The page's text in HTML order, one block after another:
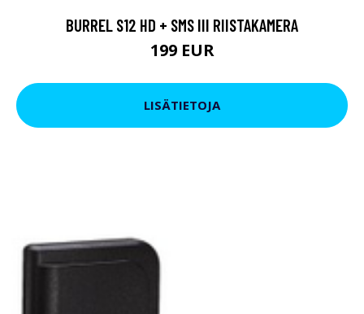
BURREL S12 HD + SMS III RIISTAKAMERA
199 EUR
LISÄTIETOJA